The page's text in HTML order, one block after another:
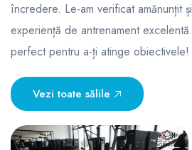
încredere. Le-am verificat amănunțit
experiență de antrenament
perfect pentru a-ți atinge obiectivele!
Vezi toate sălile